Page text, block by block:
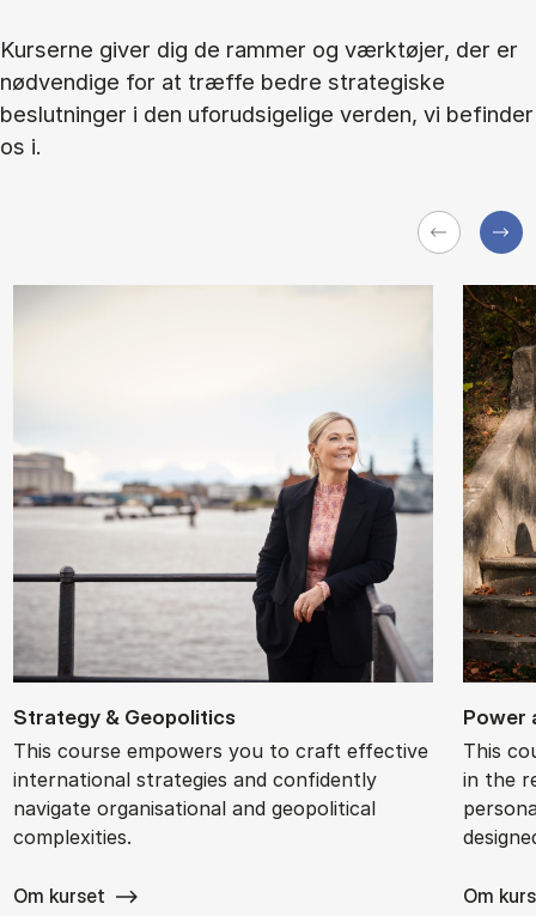
Kurserne giver dig de rammer og værktøjer, der er
nødvendige for at træffe bedre strategiske
beslutninger i den uforudsigelige verden, vi befinder
os i.
Strategy & Geo­pol­it­ics
This course empowers you to craft effective
international strategies and confidently
navigate organisational and geopolitical
complexities.
Om kurset
Power
This
in the
Om